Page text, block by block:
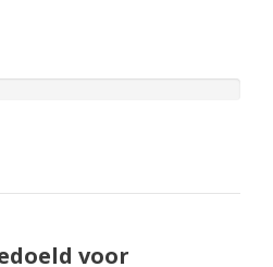
voor